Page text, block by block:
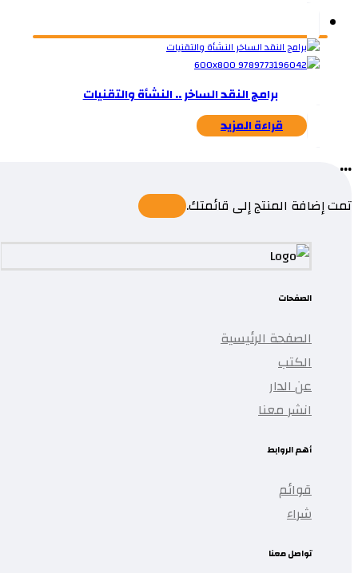
برامج النقد الساخر .. النشأة والتقنيات
قراءة المزيد
...
تمت إضافة المنتج إلى قائمتك.
الصفحات
الصفحة الرئيسية
الكتب
عن الدار
انشر معنا
أهم الروابط
قوائم
شراء
تواصل معنا